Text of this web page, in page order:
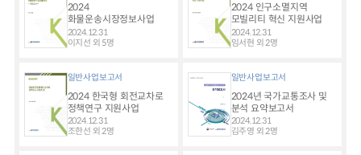
2024
화물운송시장정보사업
2024.12.31
이지선 외 5명
2024 인구소멸지역
모빌리티 혁신 지원사업
2024.12.31
임서현 외 2명
일반사업보고서
2024 한국형 회전교차로
정책연구 지원사업
2024.12.31
조한선 외 2명
일반사업보고서
2024년 국가교통조사 및
분석 요약보고서
2024.12.31
김주영 외 2명